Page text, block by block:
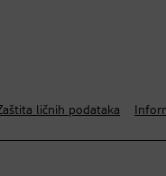
ličnih podataka